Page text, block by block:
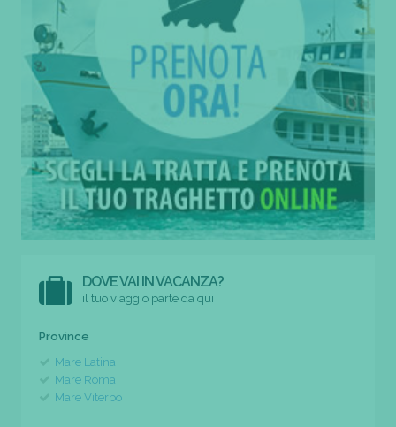
DOVE VAI IN VACANZA?
il tuo viaggio parte da qui
Province
Mare Latina
Mare Roma
Mare Viterbo